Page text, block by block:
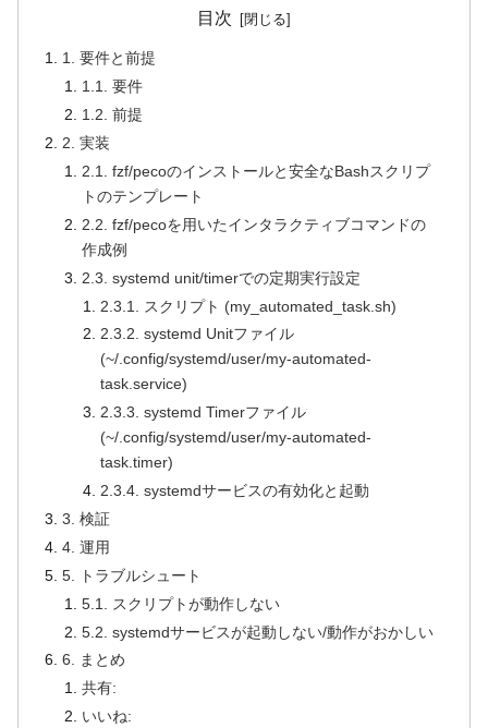
目次
1. 要件と前提
1.1. 要件
1.2. 前提
2. 実装
2.1. fzf/pecoのインストールと安全なBashスクリプ
トのテンプレート
2.2. fzf/pecoを用いたインタラクティブコマンドの
作成例
2.3. systemd unit/timerでの定期実行設定
2.3.1. スクリプト (my_automated_task.sh)
2.3.2. systemd Unitファイル
(~/.config/systemd/user/my-automated-
task.service)
2.3.3. systemd Timerファイル
(~/.config/systemd/user/my-automated-
task.timer)
2.3.4. systemdサービスの有効化と起動
3. 検証
4. 運用
5. トラブルシュート
5.1. スクリプトが動作しない
5.2. systemdサービスが起動しない/動作がおかしい
6. まとめ
共有:
いいね: